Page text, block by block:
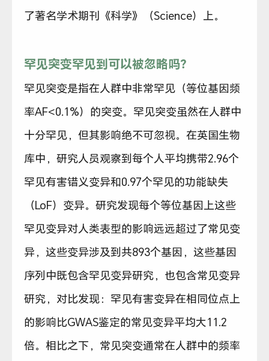
了著名学术期刊《科学》（Science）上。
罕见突变罕见到可以被忽略吗？
罕见突变是指在人群中非常罕见（等位基因频
率AF<0.1%）的突变。罕见突变虽然在人群中
十分罕见，但其影响绝不可忽视。在英国生物
库中，研究人员观察到每个人平均携带2.96个
罕见有害错义变异和0.97个罕见的功能缺失
（LoF）变异。研究发现每个等位基因上这些
罕见变异对人类表型的影响远远超过了常见变
异，这些变异涉及到共893个基因，这些基因
序列中既包含罕见变异研究，也包含常见变异
研究，对比发现：罕见有害变异在相同位点上
的影响比GWAS鉴定的常见变异平均大11.2
倍。相比之下，常见突变通常在人群中的频率